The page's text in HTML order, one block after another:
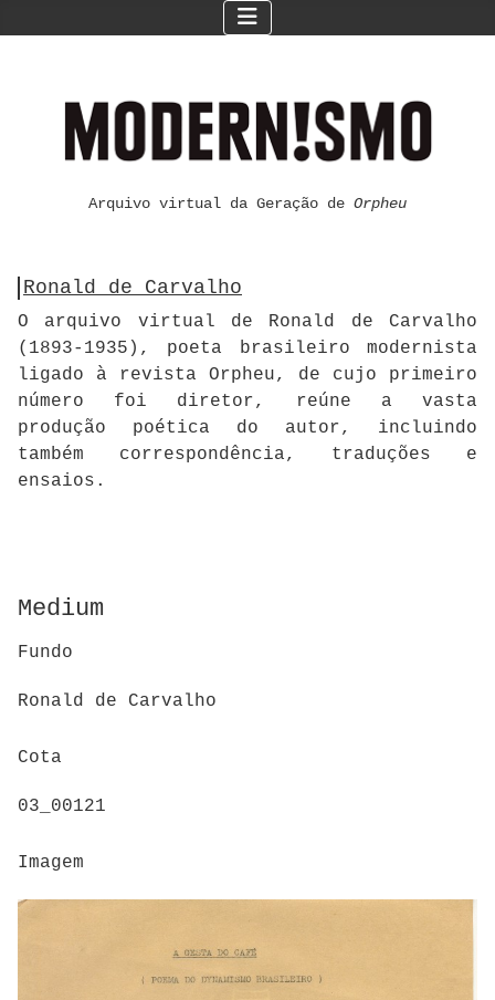
Arquivo virtual da Geração de Orpheu
Ronald de Carvalho
O arquivo virtual de Ronald de Carvalho
(1893-1935), poeta brasileiro modernista
ligado à revista Orpheu, de cujo primeiro
número foi diretor, reúne a vasta
produção poética do autor, incluindo
também correspondência, traduções e
ensaios.
Medium
Fundo
Ronald de Carvalho
Cota
03_00121
Imagem